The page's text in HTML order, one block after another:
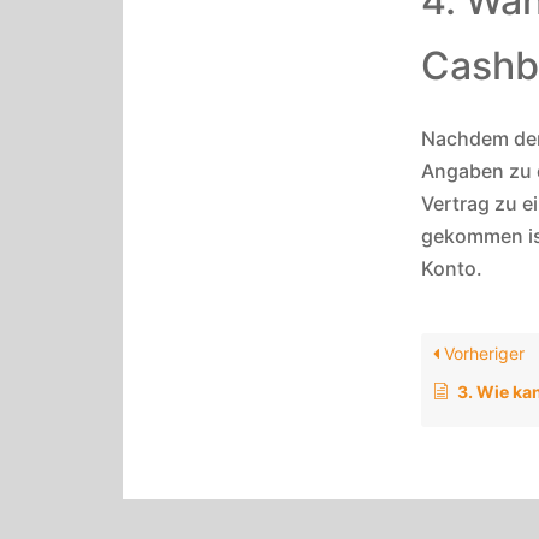
Nachdem
Angaben zu
Vertrag zu
gekommen
Konto.
Vorheriger
3. Wie